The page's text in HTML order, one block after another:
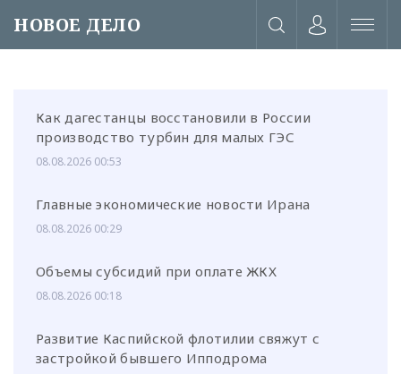
НОВОЕ ДЕЛО
или через соц. сети
Как дагестанцы восстановили в России
производство турбин для малых ГЭС
08.08.2026 00:53
Главные экономические новости Ирана
08.08.2026 00:29
Объемы субсидий при оплате ЖКХ
08.08.2026 00:18
Развитие Каспийской флотилии свяжут с
застройкой бывшего Ипподрома